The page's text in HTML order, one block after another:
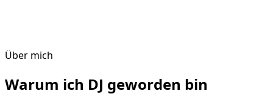
Über mich
Warum ich DJ geworden bin